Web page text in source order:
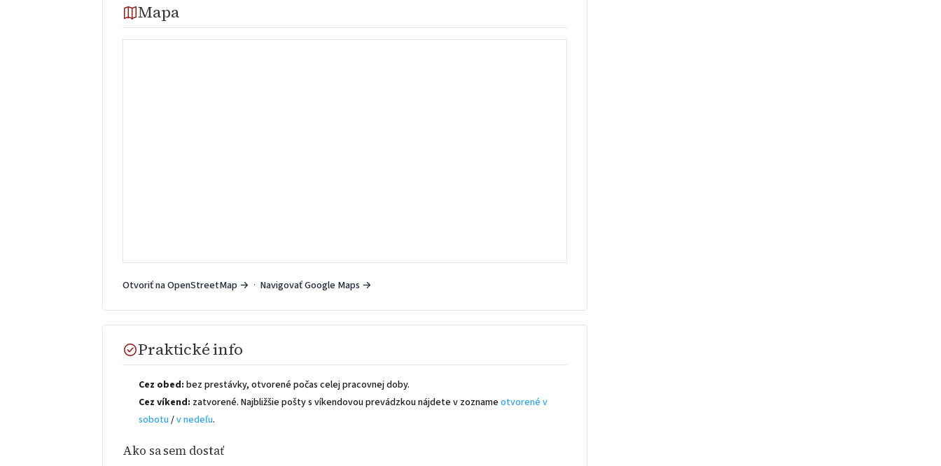
Mapa
Otvoriť na OpenStreetMap → · Navigovať Google Maps →
Praktické info
Cez obed: bez prestávky, otvorené počas celej pracovnej doby.
Cez víkend: zatvorené. Najbližšie pošty s víkendovou prevádzkou nájdete v zozname otvorené v
sobotu /v nedeľu.
Ako sa sem dostať